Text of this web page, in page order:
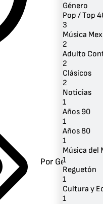
Por Género
Género
Pop / Top
3
Música
2
Adulto
2
Clásicos
2
Noticias
1
Años 90
1
Años 80
1
Música del
1
Reguetón
1
Cultura y
1